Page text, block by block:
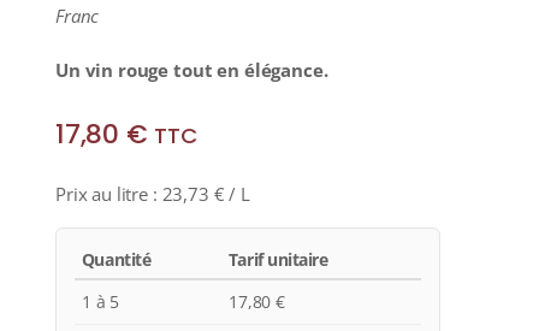
Franc
Un vin rouge tout en élégance.
17,80 € TTC
Prix au litre : 23,73 € / L
Quantité
Tarif unitaire
1 à 5
17,80€